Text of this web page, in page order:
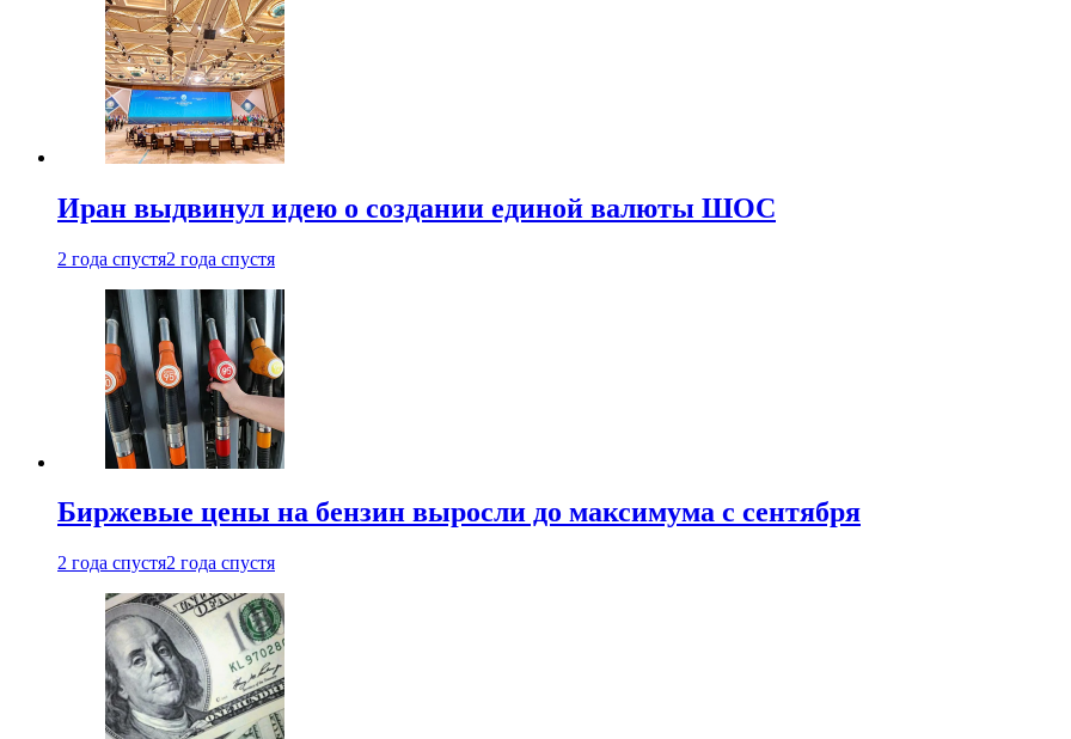
Иран выдвинул идею о создании единой валюты ШОС
2 года спустя2 года спустя
Биржевые цены на бензин выросли до максимума с сентября
2 года спустя2 года спустя